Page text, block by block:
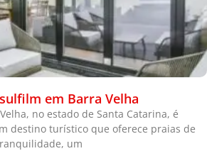
em Barra Velha
no estado de Santa Catarina, é
destino turístico que oferece praias de
um